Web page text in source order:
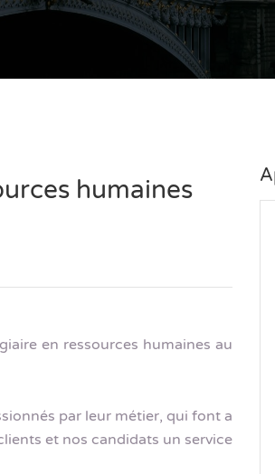
humaines
en ressources humaines au
par leur métier, qui font a
et nos candidats un service